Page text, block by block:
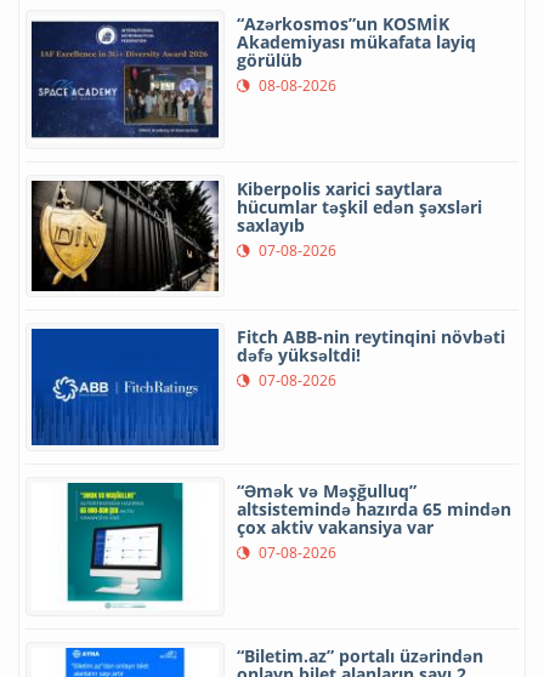
“Azərkosmos”un KOSMİK
Akademiyası mükafata layiq
görülüb
08-08-2026
Kiberpolis xarici saytlara
hücumlar təşkil edən şəxsləri
saxlayıb
07-08-2026
Fitch ABB-nin reytinqini növbəti
dəfə yüksəltdi!
07-08-2026
“Əmək və Məşğulluq”
altsistemində hazırda 65 mindən
çox aktiv vakansiya var
07-08-2026
“Biletim.az” portalı üzərindən